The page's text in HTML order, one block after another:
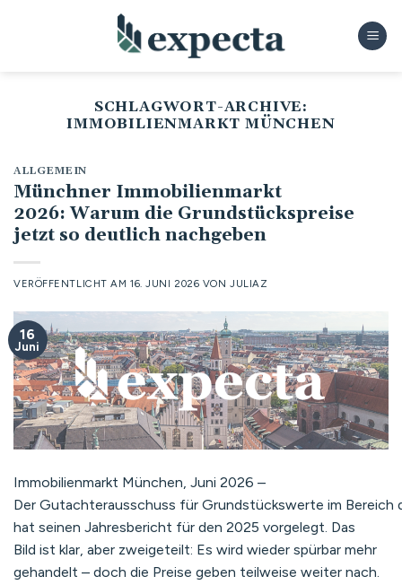
SCHLAGWORT-ARCHIVE:
IMMOBILIENMARKT MÜNCHEN
ALLGEMEIN
Münchner Immobilienmarkt
2026: Warum die Grundstückspreise
jetzt so deutlich nachgeben
VERÖFFENTLICHT AM16. JUNI 2026 VONJULIAZ
16
Juni
Immobilienmarkt München, Juni 2026 –
Der Gutachterausschuss für Grundstückswerte im
hat seinen Jahresbericht für den 2025 vorgelegt. Das
Bild ist klar, aber zweigeteilt: Es wird wieder spürbar mehr
gehandelt – doch die Preise geben teilweise weiter nach.